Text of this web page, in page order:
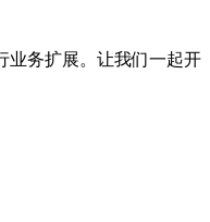
业务扩展。让我们一起开